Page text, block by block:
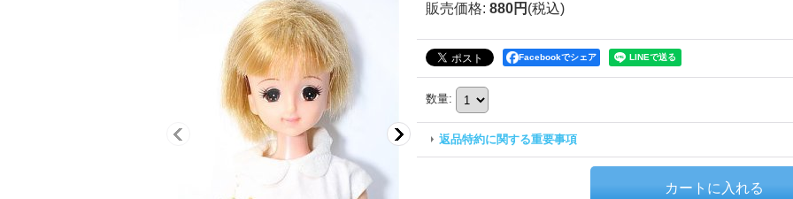
販売価格: 880円 (税込)
Facebookでシェア
数量:
返品特約に関する重要事項